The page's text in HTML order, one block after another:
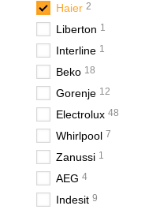
Haier 2
Liberton 1
Interline 1
Beko 18
Gorenje 12
Electrolux 48
Whirlpool 7
Zanussi 1
AEG 4
Indesit 9